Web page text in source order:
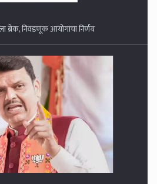
करत नाही, आम्ही एक विकास आराखडा
फडणवीस